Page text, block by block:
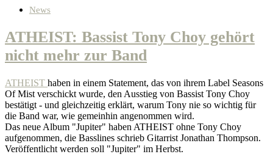
News
ATHEIST: Bassist Tony Choy gehört
nicht mehr zur Band
ATHEIST haben in einem Statement, das von ihrem Label Seasons
Of Mist verschickt wurde, den Ausstieg von Bassist Tony Choy
bestätigt - und gleichzeitig erklärt, warum Tony nie so wichtig für
die Band war, wie gemeinhin angenommen wird.
Das neue Album "Jupiter" haben ATHEIST ohne Tony Choy
aufgenommen, die Basslines schrieb Gitarrist Jonathan Thompson.
Veröffentlicht werden soll "Jupiter" im Herbst.